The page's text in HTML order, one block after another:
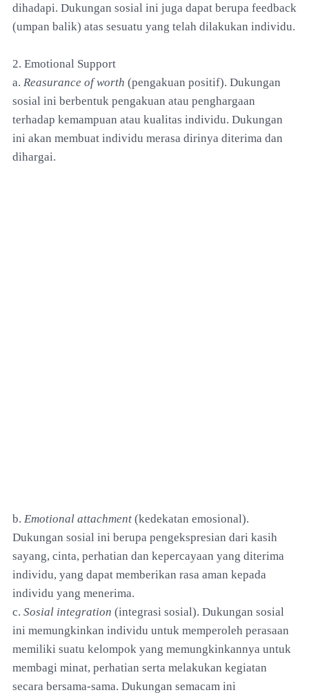
dihadapi. Dukungan sosial ini juga dapat berupa feedback
(umpan balik) atas sesuatu yang telah dilakukan individu.
2. Emotional Support
a. Reasurance of worth (pengakuan positif). Dukungan
sosial ini berbentuk pengakuan atau penghargaan
terhadap kemampuan atau kualitas individu. Dukungan
ini akan membuat individu merasa dirinya diterima dan
dihargai.
b. Emotional attachment (kedekatan emosional).
Dukungan sosial ini berupa pengekspresian dari kasih
sayang, cinta, perhatian dan kepercayaan yang diterima
individu, yang dapat memberikan rasa aman kepada
individu yang menerima.
c. Sosial integration (integrasi sosial). Dukungan sosial
ini memungkinkan individu untuk memperoleh perasaan
memiliki suatu kelompok yang memungkinkannya untuk
membagi minat, perhatian serta melakukan kegiatan
secara bersama-sama. Dukungan semacam ini